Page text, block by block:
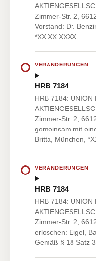
Zimmer-Str. 2,
Vorstand: Dr.
*XX.XX.XXXX.
VERÄNDERUNGEN
HRB 7184
HRB 7184: UNION
Zimmer-Str. 2,
gemeinsam mit
Britta, München,
VERÄNDERUNGEN
HRB 7184
HRB 7184: UNION
Zimmer-Str. 2,
erloschen: Eigel,
Gemäß § 18 Satz